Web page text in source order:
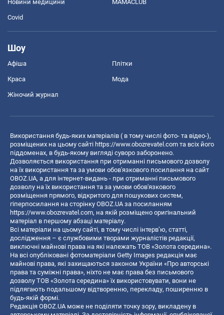
Новини медицини MAMACLUB
Covid
Шоу
Афіша Плітки
Краса Мода
Жіночий журнал
Використання будь-яких матеріалів ( в тому числі фото- та відео-),
розміщених на цьому сайті https://www.obozrevatel.com та всіх його
піддоменах, в будь-якому вигляді суворо заборонено.
Дозволяється використання при отриманні письмового дозволу
на їх використання та за умови обов'язкового посилання на сайт
OBOZ.UA, а для інтернет-видань - при отриманні письмового
дозволу на їх використання та за умови обов'язкового
розміщення прямого, відкритого для пошукових систем,
гіперпосилання на сторінку OBOZ.UA за посиланням
https://www.obozrevatel.com, на якій розміщено оригінальний
матеріал в першому абзаці матеріалу.
Всі матеріали на цьому сайті, в тому числі інтерв’ю, статті,
дослідження – є службовими творами журналістів редакції,
виключні майнові права на які належать ТОВ «Золота середина».
На всі опубліковані фотоматеріали Getty Images редакція має
майнові права, які захищаються законом України «Про авторські
права та суміжні права», ніхто не має права без письмового
дозволу ТОВ «Золота середина» їх використовувати, вони не
підлягають подальшому відтворенню, перекладу, поширенню в
будь-якій формі.
Редакція OBOZ.UA може не поділяти точку зору, викладену в